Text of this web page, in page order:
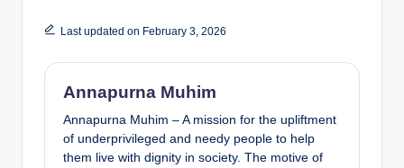
Last updated on February 3, 2026
Annapurna Muhim
Annapurna Muhim – A mission for the upliftment
of underprivileged and needy people to help
them live with dignity in society. The motive of